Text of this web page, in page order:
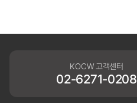
KOCW 고객센터
02-6271-0208